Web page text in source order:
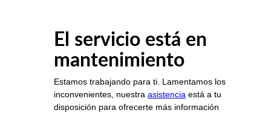
El servicio está en
mantenimiento
Estamos trabajando para ti. Lamentamos los
inconvenientes, nuestra asistencia está a tu
disposición para ofrecerte más información